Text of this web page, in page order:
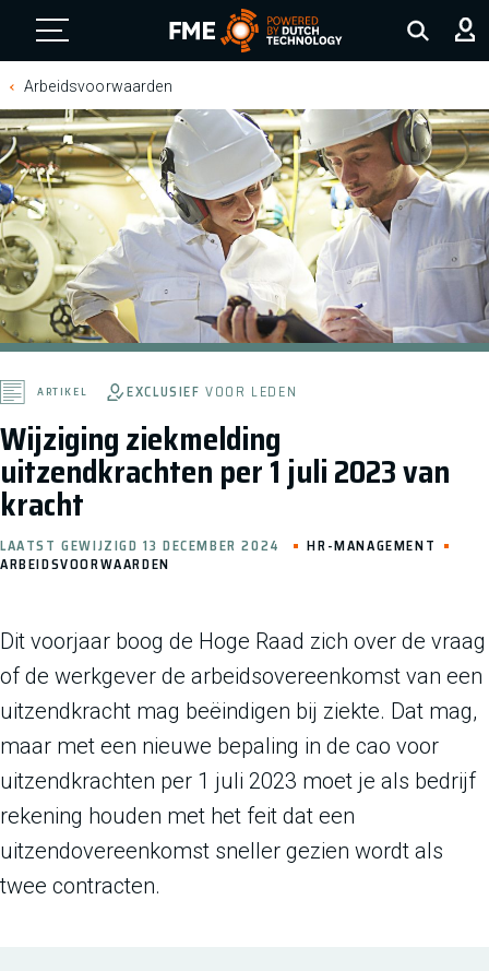
FME Logo, to the homepage
Arbeidsvoorwaarden
Wijziging ziekmelding
uitzendkrachten per 1 juli 2023 van
kracht
ARTIKEL EXCLUSIEFVOOR LEDEN
LAATST GEWIJZIGD 13 DECEMBER 2024
HR-MANAGEMENT
ARBEIDSVOORWAARDEN
Dit voorjaar boog de Hoge Raad zich over de vraag
of de werkgever de arbeidsovereenkomst van een
uitzendkracht mag beëindigen bij ziekte. Dat mag,
maar met een nieuwe bepaling in de cao voor
uitzendkrachten per 1 juli 2023 moet je als bedrijf
rekening houden met het feit dat een
uitzendovereenkomst sneller gezien wordt als
twee contracten.